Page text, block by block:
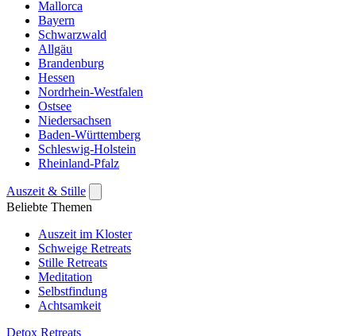
Mallorca
Bayern
Schwarzwald
Allgäu
Brandenburg
Hessen
Nordrhein-Westfalen
Ostsee
Niedersachsen
Baden-Württemberg
Schleswig-Holstein
Rheinland-Pfalz
Auszeit & Stille
Beliebte Themen
Auszeit im Kloster
Schweige Retreats
Stille Retreats
Meditation
Selbstfindung
Achtsamkeit
Detox Retreats